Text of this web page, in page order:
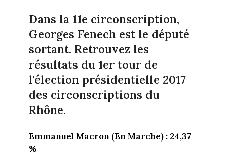
Dans la 11e circonscription,
Georges Fenech est le député
sortant. Retrouvez les
résultats du 1er tour de
l'élection présidentielle 2017
des circonscriptions du
Rhône.
Emmanuel Macron (En Marche) : 24,37
%